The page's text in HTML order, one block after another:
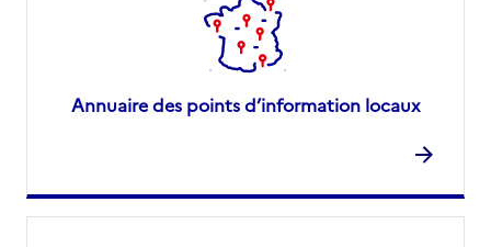
Annuaire des points d’information locaux